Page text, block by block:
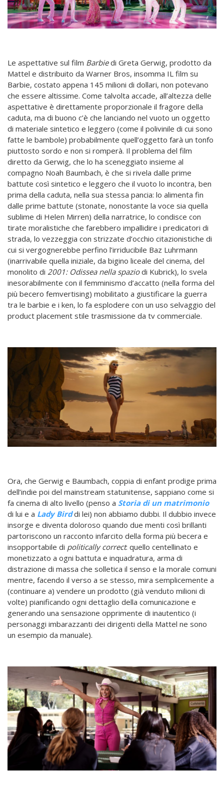
Le aspettative sul film Barbiedi Greta Gerwig, prodotto da
Mattel e distribuito da Warner Bros, insomma IL film su
Barbie, costato appena 145 milioni di dollari, non potevano
che essere altissime. Come talvolta accade, all’altezza delle
aspettative è direttamente proporzionale il fragore della
caduta, ma di buono c’è che lanciando nel vuoto un oggetto
di materiale sintetico e leggero (come il polivinile di cui sono
fatte le bambole) probabilmente quell’oggetto farà un tonfo
piuttosto sordo e non si romperà. Il problema del film
diretto da Gerwig, che lo ha sceneggiato insieme al
compagno Noah Baumbach, è che si rivela dalle prime
battute così sintetico e leggero che il vuoto lo incontra, ben
prima della caduta, nella sua stessa pancia: lo alimenta fin
dalle prime battute (stonate, nonostante la voce sia quella
sublime di Helen Mirren) della narratrice, lo condisce con
tirate moralistiche che farebbero impallidire i predicatori di
strada, lo vezzeggia con strizzate d’occhio citazionistiche di
cui si vergognerebbe perfino l’irriducibile Baz Luhrmann
(inarrivabile quella iniziale, da bigino liceale del cinema, del
monolito di 2001: Odissea nella spaziodi Kubrick), lo svela
inesorabilmente con il femminismo d’accatto (nella forma del
più becero femvertising) mobilitato a giustificare la guerra
tra le barbie e i ken, lo fa esplodere con un uso selvaggio del
product placement stile trasmissione da tv commerciale.
Ora, che Gerwig e Baumbach, coppia di enfant prodige prima
dell’indie poi del mainstream statunitense, sappiano come si
fa cinema di alto livello (penso a Storia di un matrimonio
di lui e a Lady Birddi lei) non abbiamo dubbi. Il dubbio invece
insorge e diventa doloroso quando due menti così brillanti
partoriscono un racconto infarcito della forma più becera e
insopportabile di politically correct: quello centellinato e
monetizzato a ogni battuta e inquadratura, arma di
distrazione di massa che solletica il senso e la morale comuni
mentre, facendo il verso a se stesso, mira semplicemente a
(continuare a) vendere un prodotto (già venduto milioni di
volte) pianificando ogni dettaglio della comunicazione e
generando una sensazione opprimente di inautentico (i
personaggi imbarazzanti dei dirigenti della Mattel ne sono
un esempio da manuale).